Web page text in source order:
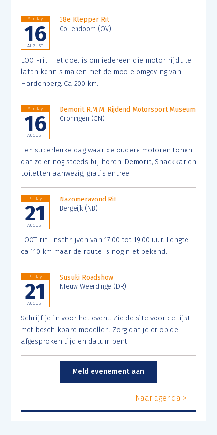
Sunday
16
AUGUST
38e Klepper Rit
Collendoorn (OV)
LOOT-rit: Het doel is om iedereen die motor rijdt te
laten kennis maken met de mooie omgeving van
Hardenberg. Ca 200 km.
Sunday
16
AUGUST
Demorit R.M.M. Rijdend Motorsport Museum
Groningen (GN)
Een superleuke dag waar de oudere motoren tonen
dat ze er nog steeds bij horen. Demorit, Snackkar en
toiletten aanwezig, gratis entree!
Friday
21
AUGUST
Nazomeravond Rit
Bergeijk (NB)
LOOT-rit: inschrijven van 17:00 tot 19:00 uur. Lengte
ca 110 km maar de route is nog niet bekend.
Friday
21
AUGUST
Susuki Roadshow
NIeuw Weerdinge (DR)
Schrijf je in voor het event. Zie de site voor de lijst
met beschikbare modellen. Zorg dat je er op de
afgesproken tijd en datum bent!
Meld evenement aan
Naar agenda >